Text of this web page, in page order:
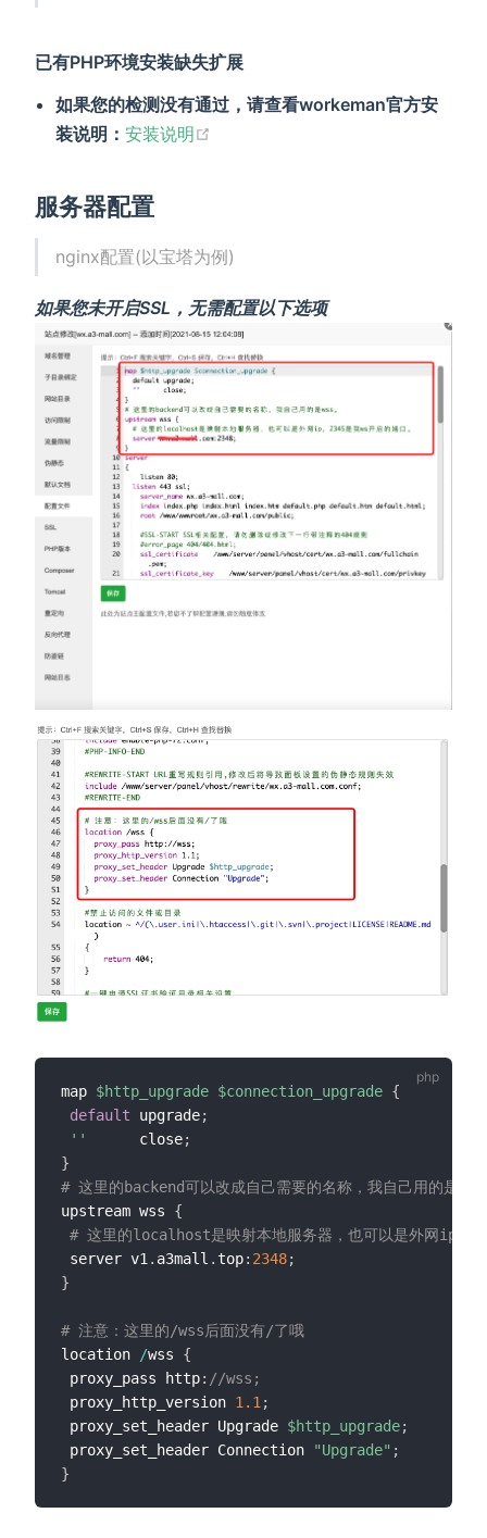
已有PHP环境安装缺失扩展
如果您的检测没有通过，请查看workeman官方安
装说明：安装说明
服务器配置
nginx配置(以宝塔为例)
如果您未开启SSL，无需配置以下选项
map $http_upgrade $connection_upgrade {
default upgrade;
''
      close
;
}
# 这里的backend可以改成自己需要的名称，我自己用的是
upstream wss {
# 这里的localhost是映射本地服务器，也可以是外网ip，
server v1 . a3mall . top: 2348;
}
# 注意：这里的/wss后面没有/了哦
location
/wss {
proxy_pass http: //wss;
proxy_http_version 1.1 ;
proxy_set_header Upgrade $http_upgrade;
proxy_set_header Connection
"Upgrade" ;
}